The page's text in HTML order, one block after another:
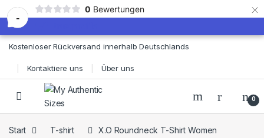
-
0 Bewertungen ×
Skip to navigation
Skip to content
Kostenloser Rückversand innerhalb Deutschlands
Kontaktiere uns Über uns
0
Start T-shirt X.O Roundneck T-Shirt Women